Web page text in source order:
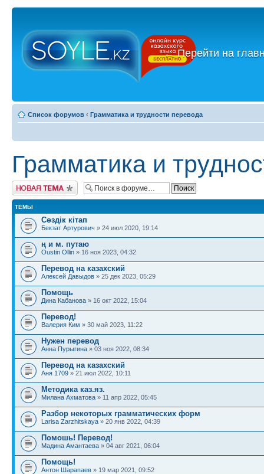
←Перейти на
Список форумов ‹ Грамматика и трудности перевода
Грамматика и
Новая тема
ТЕМЫ
Сөздік кітап
Бекзат Артурович » 24 июл 2020, 19:14
ң и м. путаю
Oustin Ollin » 16 ноя 2023, 04:32
Перевод на казахский
Алексей Давыдов » 25 дек 2023, 05:29
Помощь
Дина Кабанова » 16 окт 2022, 15:04
Перевод!
Валерия Ким » 30 май 2023, 11:22
Нужен перевод
Анна Пурыгина » 03 ноя 2022, 08:34
Перевод на казахский
Аня 1709 » 21 июл 2022, 10:11
Методика каз.яз.
Милана Ахматова » 11 апр 2022, 05:45
Разбор некоторых грамматических форм
Larisa Zarzhitskaya » 20 янв 2022, 04:39
Помошь! Перевод!
Мадина Амантаева » 04 авг 2021, 06:04
Помощь!
Антон Шарапаев » 19 мар 2021, 09:52